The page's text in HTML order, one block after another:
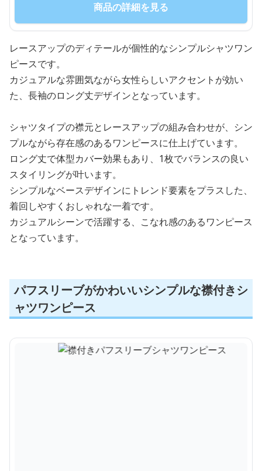
商品の詳細を見る
レースアップのディテールが個性的なシンプルシャツワン
ピースです。
カジュアルな雰囲気ながら女性らしいアクセントが効い
た、長袖のロング丈デザインとなっています。
シャツタイプの襟元とレースアップの組み合わせが、シン
プルながら存在感のあるワンピースに仕上げています。
ロング丈で体型カバー効果もあり、1枚でバランスの良い
スタイリングが叶います。
シンプルなベースデザインにトレンド要素をプラスした、
着回しやすくおしゃれな一着です。
カジュアルシーンで活躍する、こなれ感のあるワンピース
となっています。
パフスリーブがかわいいシンプルな襟付きシ
ャツワンピース